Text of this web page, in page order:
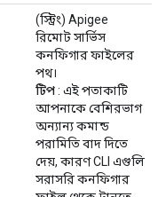
(স্ট্রিং) Apigee
রিমোট সার্ভিস
কনফিগার ফাইলের
পথ।
টিপ: এই পতাকাটি
আপনাকে বেশিরভাগ
অন্যান্য কমান্ড
পরামিতি বাদ দিতে
দেয়, কারণ CLI এগুলি
সরাসরি কনফিগার